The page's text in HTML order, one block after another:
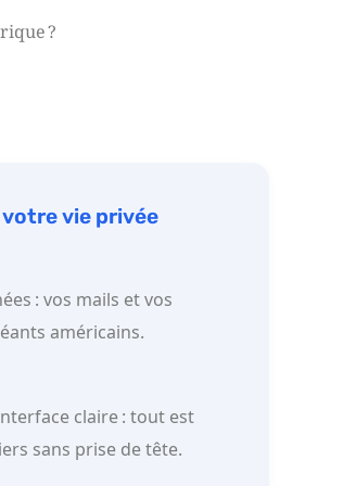
?
votre vie privée
: vos mails et vos
américains.
claire : tout est
sans prise de tête.